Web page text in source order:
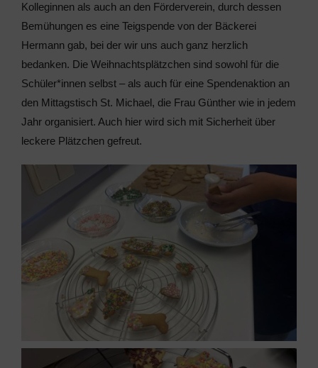
Kolleginnen als auch an den Förderverein, durch dessen
Bemühungen es eine Teigspende von der Bäckerei
Hermann gab, bei der wir uns auch ganz herzlich
bedanken. Die Weihnachtsplätzchen sind sowohl für die
Schüler*innen selbst – als auch für eine Spendenaktion an
den Mittagstisch St. Michael, die Frau Günther wie in jedem
Jahr organisiert. Auch hier wird sich mit Sicherheit über
leckere Plätzchen gefreut.